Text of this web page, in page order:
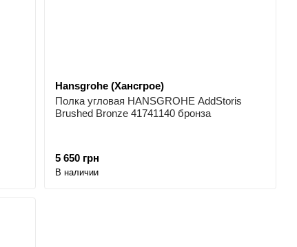
Hansgrohe (Хансгрое)
Полка угловая HANSGROHE AddStoris
Brushed Bronze 41741140 бронза
5 650 грн
В наличии